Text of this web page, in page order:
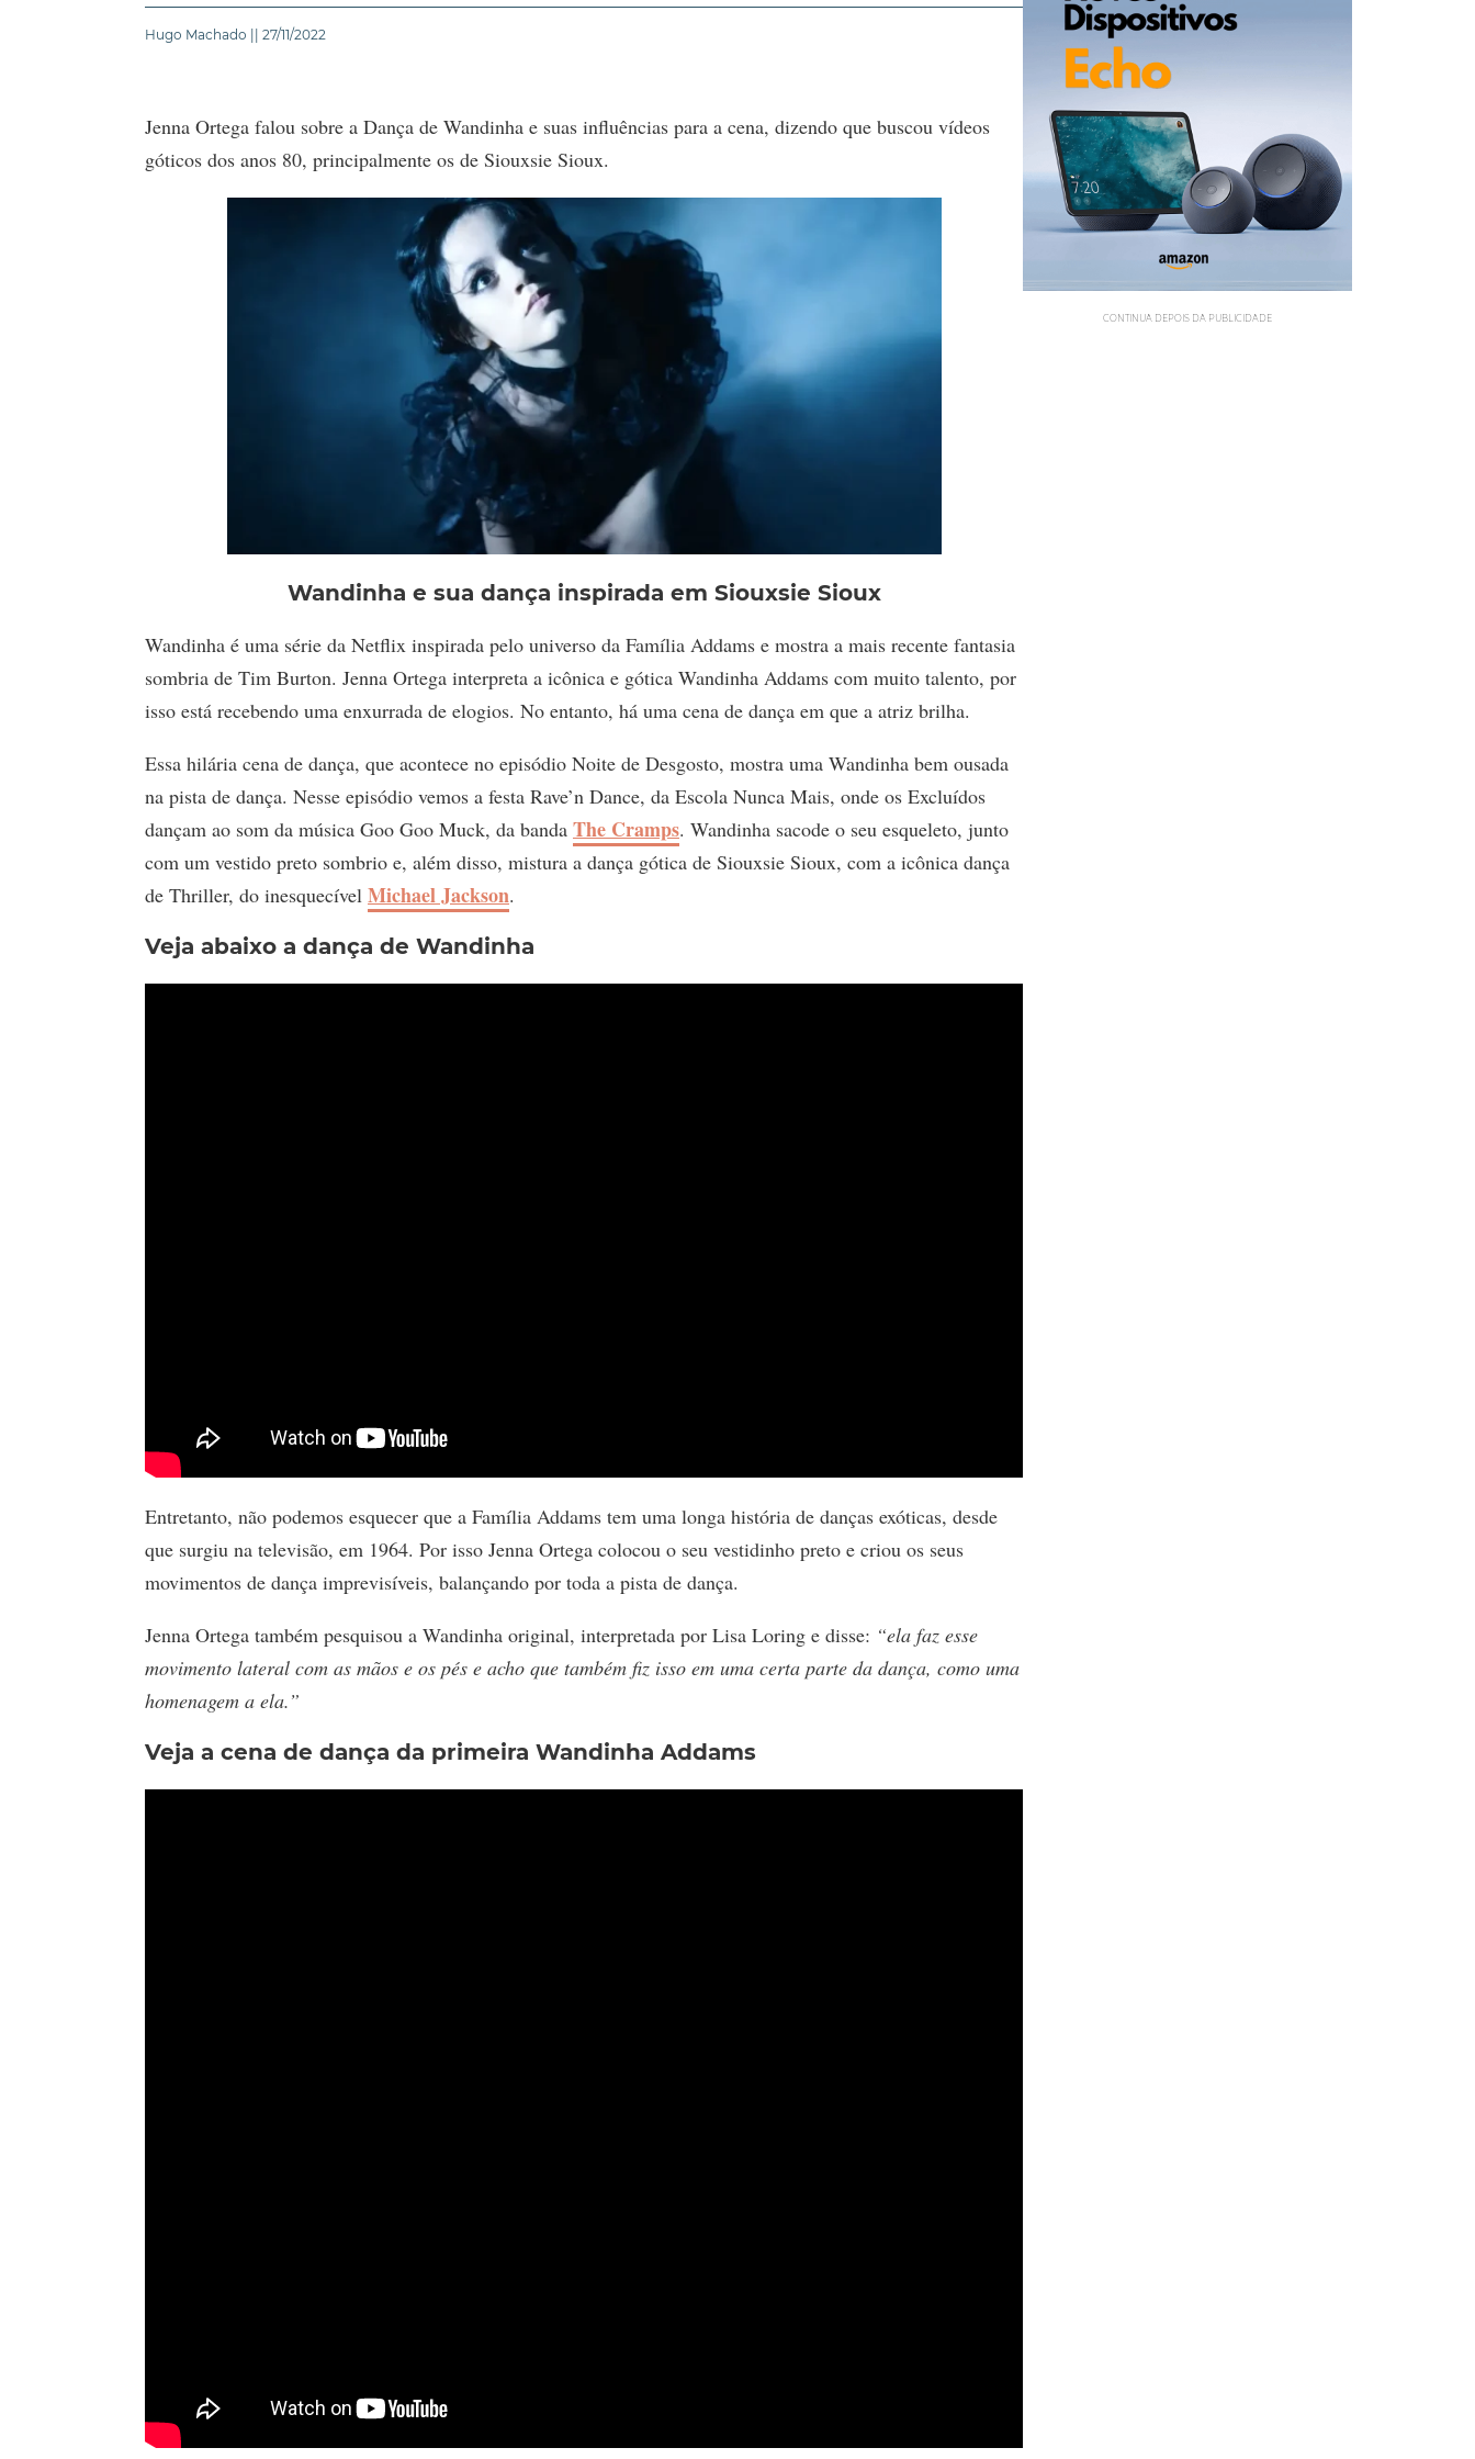
Hugo Machado || 27/11/2022
Jenna Ortega falou sobre a Dança de Wandinha e suas influências para a cena, dizendo que buscou vídeos
góticos dos anos 80, principalmente os de Siouxsie Sioux.
Wandinha e sua dança inspirada em Siouxsie Sioux
Wandinha é uma série da Netflix inspirada pelo universo da Família Addams e mostra a mais recente fantasia
sombria de Tim Burton. Jenna Ortega interpreta a icônica e gótica Wandinha Addams com muito talento, por
isso está recebendo uma enxurrada de elogios. No entanto, há uma cena de dança em que a atriz brilha.
Essa hilária cena de dança, que acontece no episódio Noite de Desgosto, mostra uma Wandinha bem ousada
na pista de dança. Nesse episódio vemos a festa Rave’n Dance, da Escola Nunca Mais, onde os Excluídos
dançam ao som da música Goo Goo Muck, da banda The Cramps. Wandinha sacode o seu esqueleto, junto
com um vestido preto sombrio e, além disso, mistura a dança gótica de Siouxsie Sioux, com a icônica dança
de Thriller, do inesquecível Michael Jackson.
Veja abaixo a dança de Wandinha
Entretanto, não podemos esquecer que a Família Addams tem uma longa história de danças exóticas, desde
que surgiu na televisão, em 1964. Por isso Jenna Ortega colocou o seu vestidinho preto e criou os seus
movimentos de dança imprevisíveis, balançando por toda a pista de dança.
Jenna Ortega também pesquisou a Wandinha original, interpretada por Lisa Loring e disse: “ela faz esse
movimento lateral com as mãos e os pés e acho que também fiz isso em uma certa parte da dança, como uma
homenagem a ela.”
Veja a cena de dança da primeira Wandinha Addams
CONTINUA DEPOIS DA PUBLICIDADE